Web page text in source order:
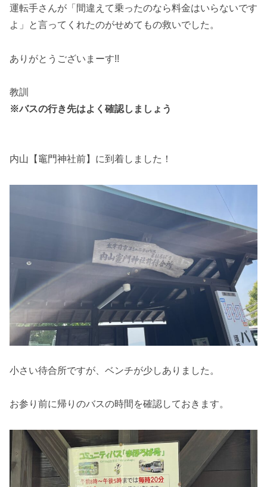
運転手さんが「間違えて乗ったのなら料金はいらないです
よ」と言ってくれたのがせめてもの救いでした。
ありがとうございまーす!!
教訓
※バスの行き先はよく確認しましょう
内山【竈門神社前】に到着しました！
小さい待合所ですが、ベンチが少しありました。
お参り前に帰りのバスの時間を確認しておきます。